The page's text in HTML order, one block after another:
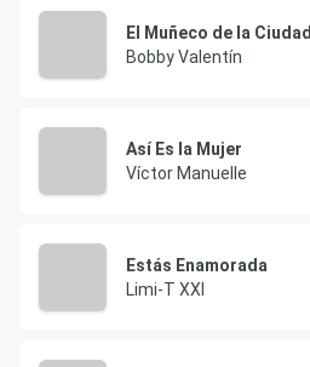
El Muñeco de la Ciudad
Bobby Valentín
Así Es la Mujer
Víctor Manuelle
Estás Enamorada
Limi-T XXI